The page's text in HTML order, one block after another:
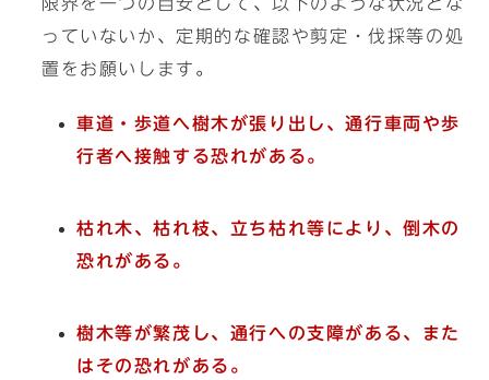
っていないか、定期的な確認や剪定・伐採等の処
置をお願いします。
車道・歩道へ樹木が張り出し、通行車両や歩
行者へ接触する恐れがある。
枯れ木、枯れ枝、立ち枯れ等により、倒木の
恐れがある。
樹木等が繁茂し、通行への支障がある、また
はその恐れがある。